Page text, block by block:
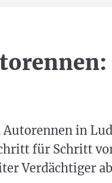
in
für Schritt
Verdächtiger